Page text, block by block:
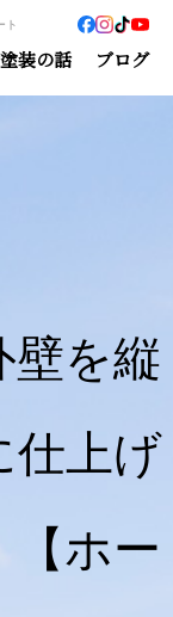
ト
装の話 ブログ
壁を縦
仕上げ
ホー